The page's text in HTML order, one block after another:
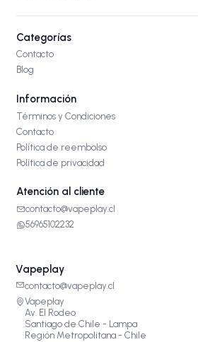
Categorías
Contacto
Blog
Información
Términos y Condiciones
Contacto
Política de reembolso
Política de privacidad
Atención al cliente
contacto@vapeplay.cl
56965102232
Vapeplay
contacto@vapeplay.cl
Vapeplay
Av. El Rodeo
Santiago de Chile - Lampa
Región Metropolitana - Chile